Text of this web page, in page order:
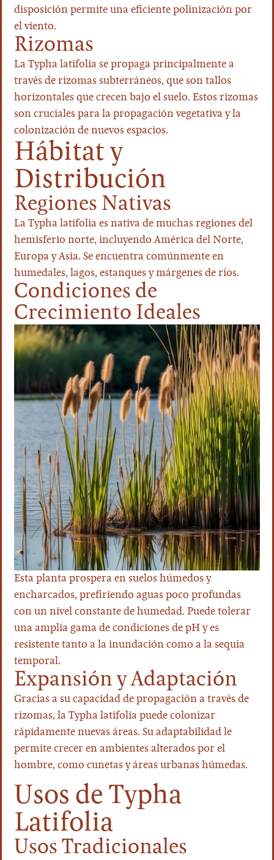
disposición permite una eficiente polinización por
el viento.
Rizomas
La Typha latifolia se propaga principalmente a
través de rizomas subterráneos, que son tallos
horizontales que crecen bajo el suelo. Estos rizomas
son cruciales para la propagación vegetativa y la
colonización de nuevos espacios.
Hábitat y
Distribución
Regiones Nativas
La Typha latifolia es nativa de muchas regiones del
hemisferio norte, incluyendo América del Norte,
Europa y Asia. Se encuentra comúnmente en
humedales, lagos, estanques y márgenes de ríos.
Condiciones de
Crecimiento Ideales
Esta planta prospera en suelos húmedos y
encharcados, prefiriendo aguas poco profundas
con un nivel constante de humedad. Puede tolerar
una amplia gama de condiciones de pH y es
resistente tanto a la inundación como a la sequía
temporal.
Expansión y Adaptación
Gracias a su capacidad de propagación a través de
rizomas, la Typha latifolia puede colonizar
rápidamente nuevas áreas. Su adaptabilidad le
permite crecer en ambientes alterados por el
hombre, como cunetas y áreas urbanas húmedas.
Usos de Typha
Latifolia
Usos Tradicionales